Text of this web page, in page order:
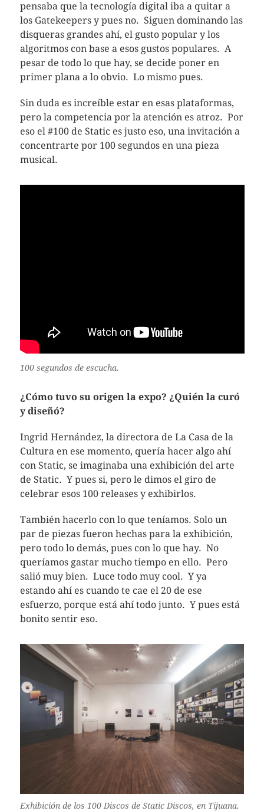
pensaba que la tecnología digital iba a quitar a
los Gatekeepers y pues no. Siguen dominando las
disqueras grandes ahí, el gusto popular y los
algoritmos con base a esos gustos populares. A
pesar de todo lo que hay, se decide poner en
primer plana a lo obvio. Lo mismo pues.
Sin duda es increíble estar en esas plataformas,
pero la competencia por la atención es atroz. Por
eso el #100 de Static es justo eso, una invitación a
concentrarte por 100 segundos en una pieza
musical.
100 segundos de escucha.
¿Cómo tuvo su origen la expo? ¿Quién la curó
y diseñó?
Ingrid Hernández, la directora de La Casa de la
Cultura en ese momento, quería hacer algo ahí
con Static, se imaginaba una exhibición del arte
de Static. Y pues si, pero le dimos el giro de
celebrar esos 100 releases y exhibirlos.
También hacerlo con lo que teníamos. Solo un
par de piezas fueron hechas para la exhibición,
pero todo lo demás, pues con lo que hay. No
queríamos gastar mucho tiempo en ello. Pero
salió muy bien. Luce todo muy cool. Y ya
estando ahí es cuando te cae el 20 de ese
esfuerzo, porque está ahí todo junto. Y pues está
bonito sentir eso.
Exhibición de los 100 Discos de Static Discos, en Tijuana.